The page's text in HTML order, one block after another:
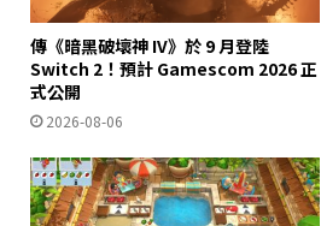
傳《暗黑破壞神 IV》於 9 月登陸
Switch 2！預計 Gamescom 2026 正
式公開
2026-08-06